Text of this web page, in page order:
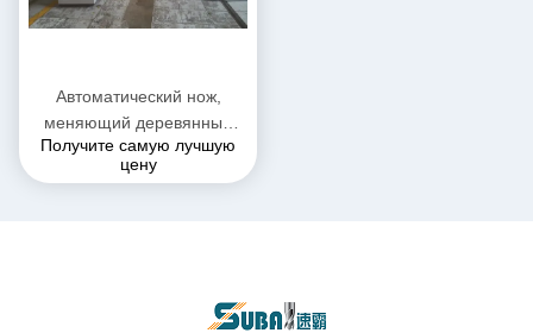
Автоматический нож,
меняющий деревянные
двери, мебель, резьба
2040
Получите самую лучшую
цену